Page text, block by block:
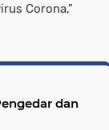
Corona,”
dan